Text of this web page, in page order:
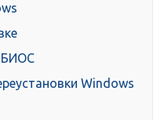
БИОС
Windows